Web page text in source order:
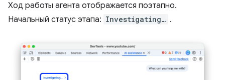
Ход работы агента отображается поэтапно.
Начальный статус этапа: Investigating… .